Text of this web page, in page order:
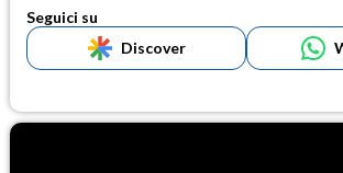
Seguici su
Discover